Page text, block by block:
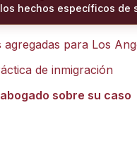
hechos específicos de
agregadas para Los
de inmigración
sobre su caso